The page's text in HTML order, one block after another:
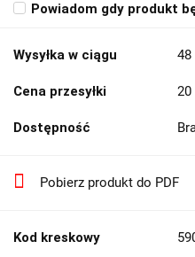
Powiadom gdy produkt
Wysyłka w ciągu 48
Cena przesyłki 20
Dostępność
Pobierz produkt do PDF
Kod kreskowy